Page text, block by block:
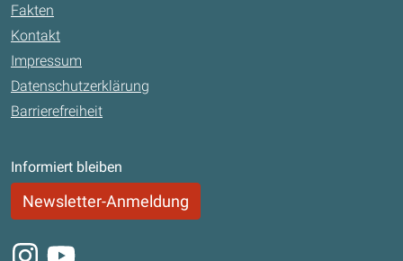
Fakten
Kontakt
Impressum
Datenschutzerklärung
Barrierefreiheit
Informiert bleiben
Newsletter-Anmeldung
Instagram
Youtube